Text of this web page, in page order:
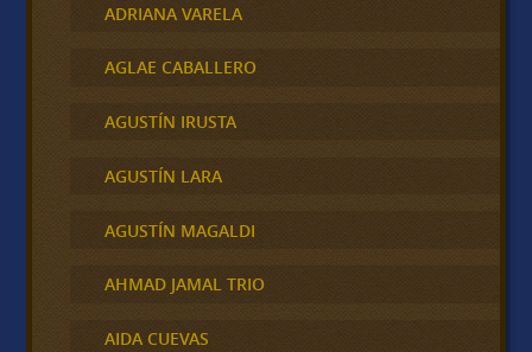
ADRIANA VARELA
AGLAE CABALLERO
AGUSTÍN IRUSTA
AGUSTÍN LARA
AGUSTÍN MAGALDI
AHMAD JAMAL TRIO
AIDA CUEVAS